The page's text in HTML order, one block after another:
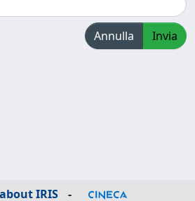
Annulla Invia
about IRIS -